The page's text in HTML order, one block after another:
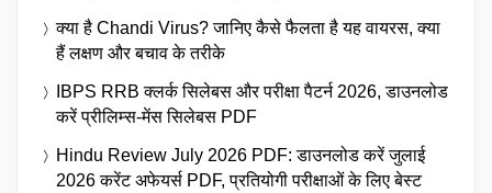
क्या है Chandi Virus? जानिए कैसे फैलता है यह वायरस, क्या
हैं लक्षण और बचाव के तरीके
IBPS RRB क्लर्क सिलेबस और परीक्षा पैटर्न 2026, डाउनलोड
करें प्रीलिम्स-मेंस सिलेबस PDF
Hindu Review July 2026 PDF: डाउनलोड करें जुलाई
2026 करेंट अफेयर्स PDF, प्रतियोगी परीक्षाओं के लिए बेस्ट